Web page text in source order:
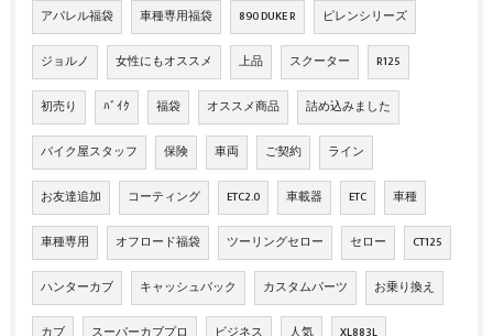
アパレル福袋 車種専用福袋 890 DUKE R ピレンシリーズ
ジョルノ 女性にもオススメ 上品 スクーター R125
初売り ﾊﾞｲｸ 福袋 オススメ商品 詰め込みました
バイク屋スタッフ 保険 車両 ご契約 ライン
お友達追加 コーティング ETC2.0 車載器 ETC 車種
車種専用 オフロード福袋 ツーリングセロー セロー CT125
ハンターカブ キャッシュバック カスタムパーツ お乗り換え